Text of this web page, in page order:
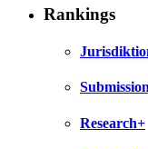
Rankings
Research+